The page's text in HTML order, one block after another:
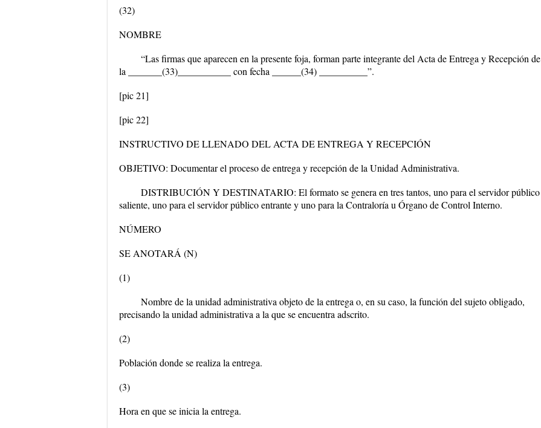
(32)
NOMBRE
“Las firmas que aparecen en la presente foja, forman parte integrante del Acta de Entrega y Recepción de
la _______(33)___________ con fecha ______(34) __________”.
[pic 21]
[pic 22]
INSTRUCTIVO DE LLENADO DEL ACTA DE ENTREGA Y RECEPCIÓN
OBJETIVO: Documentar el proceso de entrega y recepción de la Unidad Administrativa.
DISTRIBUCIÓN Y DESTINATARIO: El formato se genera en tres tantos, uno para el servidor público
saliente, uno para el servidor público entrante y uno para la Contraloría u Órgano de Control Interno.
NÚMERO
SE ANOTARÁ (N)
(1)
Nombre de la unidad administrativa objeto de la entrega o, en su caso, la función del sujeto obligado,
precisando la unidad administrativa a la que se encuentra adscrito.
(2)
Población donde se realiza la entrega.
(3)
Hora en que se inicia la entrega.